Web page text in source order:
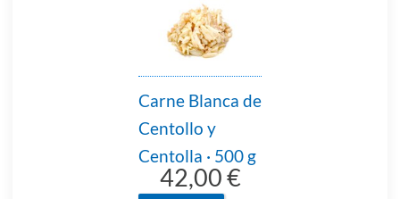
Carne Blanca de
Centollo y
Centolla · 500 g
42,00 €